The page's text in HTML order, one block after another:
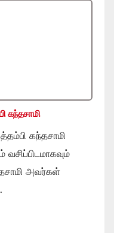
கந்தசாமி
கந்தசாமி
வசிப்பிடமாகவும்
அவர்கள்